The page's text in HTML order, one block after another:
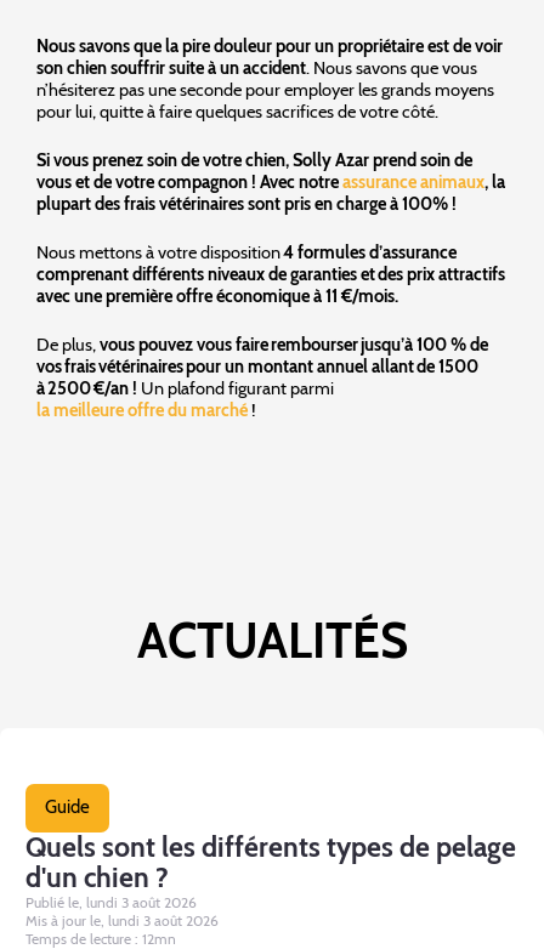
Nous savons que la pire douleur pour un propriétaire est de voir
son chien souffrir suite à un accident. Nous savons que vous
n’hésiterez pas une seconde pour employer les grands moyens
pour lui, quitte à faire quelques sacrifices de votre côté.
Si vous prenez soin de votre chien, Solly Azar prend soin de
vous et de votre compagnon ! Avec notreassurance animaux, la
plupart des frais vétérinaires sont pris en charge à 100% !
Nous mettons à votre disposition4 formules d’assurance
comprenant différents niveaux de garanties et des prix attractifs
avec une première offre économique à 11 €/mois.
De plus,vous pouvez vous faire rembourser jusqu’à 100 % de
vos frais vétérinaires pour un montant annuel allant de 1500
à 2500 €/an ! Un plafond figurant parmi
la meilleure offre du marché!
ACTUALITÉS
Guide
Quels sont les différents types de pelage
d'un chien ?
Publié le, lundi 3 août 2026
Mis à jour le, lundi 3 août 2026
Temps de lecture : 12mn